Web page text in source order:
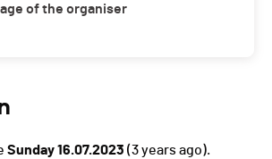
of the organiser
Sunday 16.07.2023 (3 years ago).